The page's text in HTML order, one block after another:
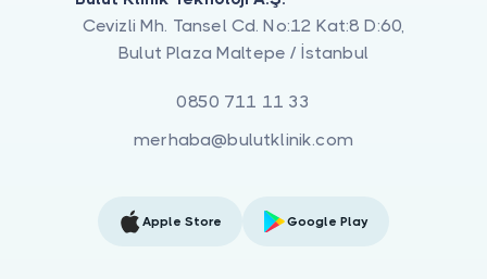
Cevizli Mh. Tansel Cd. No:12 Kat:8 D:60,
Bulut Plaza Maltepe / İstanbul
0850 711 11 33
merhaba@bulutklinik.com
Apple Store Google Play